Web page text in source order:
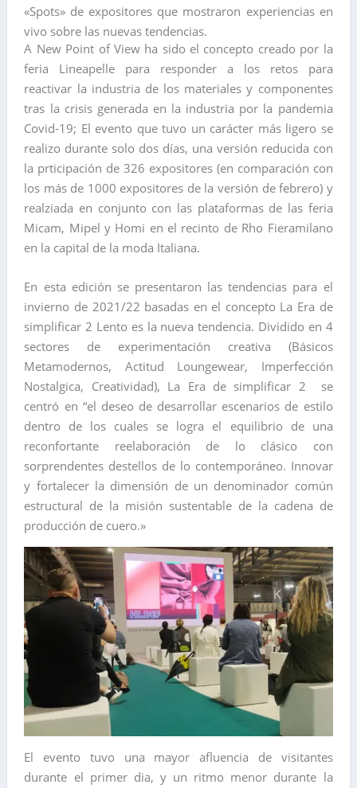
«Spots» de expositores que mostraron experiencias en
vivo sobre las nuevas tendencias.
A New Point of View ha sido el concepto creado por la
feria Lineapelle para responder a los retos para
reactivar la industria de los materiales y componentes
tras la crisis generada en la industria por la pandemia
Covid-19; El evento que tuvo un carácter más ligero se
realizo durante solo dos días, una versión reducida con
la prticipación de 326 expositores (en comparación con
los más de 1000 expositores de la versión de febrero) y
realziada en conjunto con las plataformas de las feria
Micam, Mipel y Homi en el recinto de Rho Fieramilano
en la capital de la moda Italiana.
En esta edición se presentaron las tendencias para el
invierno de 2021/22 basadas en el concepto La Era de
simplificar 2 Lento es la nueva tendencia. Dividido en 4
sectores de experimentación creativa (Básicos
Metamodernos, Actitud Loungewear, Imperfección
Nostalgica, Creatividad), La Era de simplificar 2 se
centró en “el deseo de desarrollar escenarios de estilo
dentro de los cuales se logra el equilibrio de una
reconfortante reelaboración de lo clásico con
sorprendentes destellos de lo contemporáneo. Innovar
y fortalecer la dimensión de un denominador común
estructural de la misión sustentable de la cadena de
producción de cuero.»
El evento tuvo una mayor afluencia de visitantes
durante el primer dia, y un ritmo menor durante la